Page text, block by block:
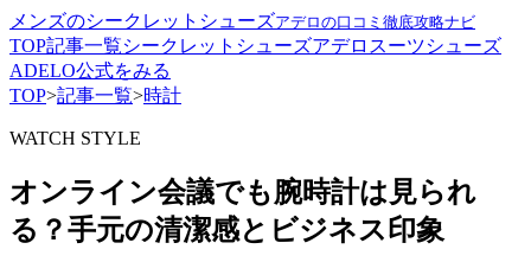
メンズのシークレットシューズアデロの口コミ徹底攻略ナビ
TOP記事一覧シークレットシューズアデロ スーツシューズ
ADELO公式をみる
TOP>記事一覧>時計
WATCH STYLE
オンライン会議でも腕時計は見られ
る？手元の清潔感とビジネス印象